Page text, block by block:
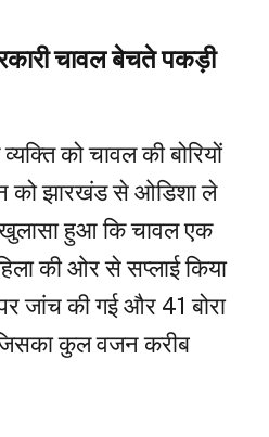
चावल बेचते पकड़ी
को चावल की बोरियों
को झारखंड से ओडिशा ले
हुआ कि चावल एक
की ओर से सप्लाई किया
जांच की गई और 41 बोरा
कुल वजन करीब